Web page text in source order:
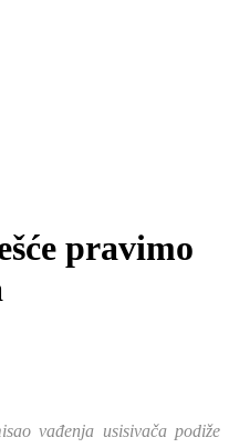
pravimo
vađenja usisivača podiže